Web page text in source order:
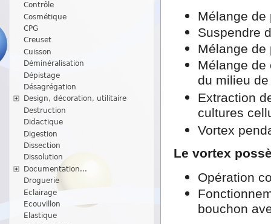
Contrôle
Cosmétique
CPG
Creuset
Cuisson
Déminéralisation
Dépistage
Désagrégation
Design, décoration, utilitaire
Destruction
Didactique
Digestion
Dissection
Dissolution
Documentation...
Droguerie
Eclairage
Ecouvillon
Elastique
Mélange de
Suspendre
Mélange de
Mélange de
du milieu
Extraction
cultures
Vortex
Le vortex
Opération
bouchon